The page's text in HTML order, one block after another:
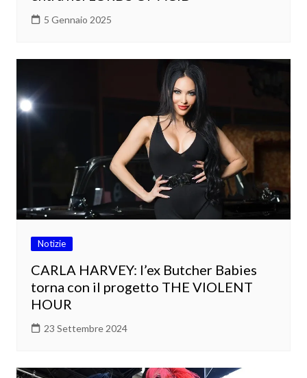
5 Gennaio 2025
Notizie
CARLA HARVEY: l’ex Butcher Babies
torna con il progetto THE VIOLENT
HOUR
23 Settembre 2024